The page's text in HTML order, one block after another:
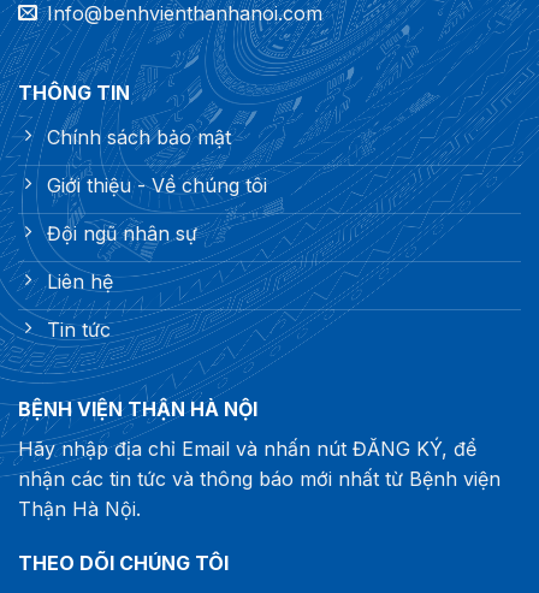
Info@benhvienthanhanoi.com
THÔNG TIN
Chính sách bảo mật
Giới thiệu - Về chúng tôi
Đội ngũ nhân sự
Liên hệ
Tin tức
BỆNH VIỆN THẬN HÀ NỘI
Hãy nhập địa chỉ Email và nhấn nút ĐĂNG KÝ, để
nhận các tin tức và thông báo mới nhất từ Bệnh viện
Thận Hà Nội.
THEO DÕI CHÚNG TÔI